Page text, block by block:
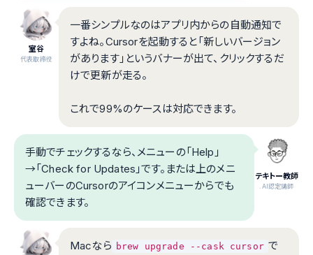
室谷
代表取締役
一番シンプルなのはアプリ内からの自動通知で
すよね。Cursorを起動すると「新しいバージョン
があります」というバナーが出て、クリックするだ
けで更新が走る。
これで99%のケースは対応できます。
テキトー教師
.AI認定講師
手動でチェックするなら、メニューの「Help」
→「Check for Updates」です。または上のメニ
ューバーのCursorのアイコンメニューからでも
確認できます。
Macなら brew upgrade --cask cursor で